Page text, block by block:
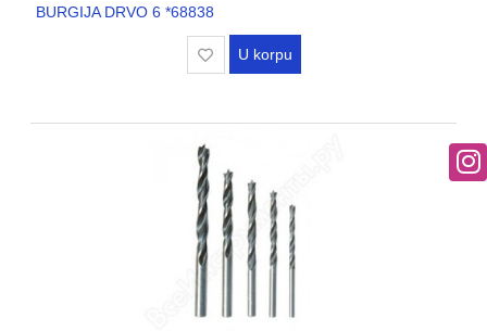
BURGIJA DRVO 6 *68838
U korpu